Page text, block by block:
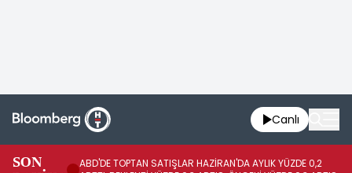
Canlı
SON
ABD'DE TOPTAN SATIŞLAR HAZİRAN'DA AYLIK YÜZDE 0,2